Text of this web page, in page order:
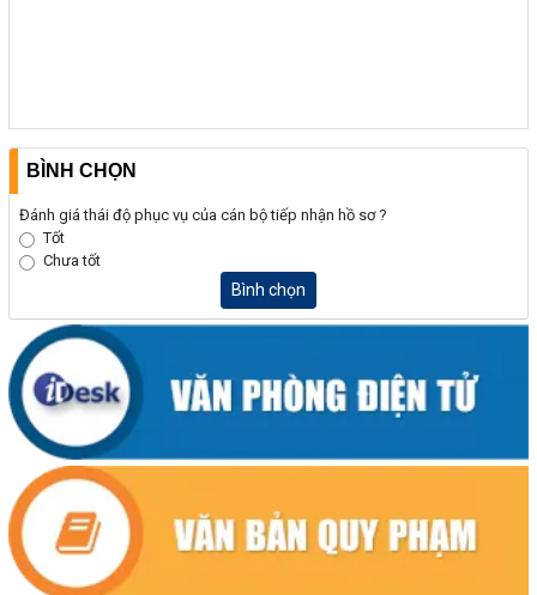
BÌNH CHỌN
Đánh giá thái độ phục vụ của cán bộ tiếp nhận hồ sơ ?
Tốt
Chưa tốt
Bình chọn